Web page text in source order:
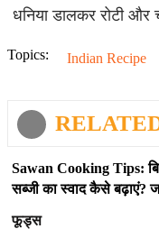
धनिया डालकर रोटी
Topics: Indian Recipe
Sawan Cooking Tips:
सब्जी का स्वाद कैसे बढ़ाएं?
फूड्स